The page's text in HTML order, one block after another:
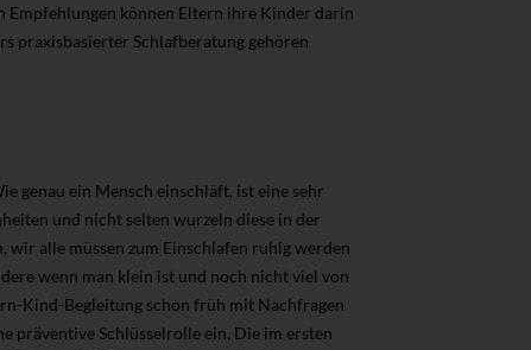
Empfehlungen können Eltern ihre Kinder darin
praxisbasierter Schlafberatung gehören
genau ein Mensch einschläft, ist eine sehr
und nicht selten wurzeln diese in der
wir alle müssen zum Einschlafen ruhig werden
wenn man klein ist und noch nicht viel von
Kind-Begleitung schon früh mit Nachfragen
präventive Schlüsselrolle ein. Die im ersten